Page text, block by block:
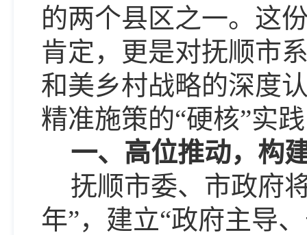
的两个县区之一。这
肯定，更是对抚顺市
和美乡村战略的深度
精准施策的“硬核”实
一、高位推动，构
抚顺市委、市政府
年”，建立“政府主导